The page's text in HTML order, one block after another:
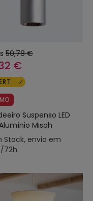
50,78 €
€
Suspenso LED
Misoh
Stock, envio em
72h